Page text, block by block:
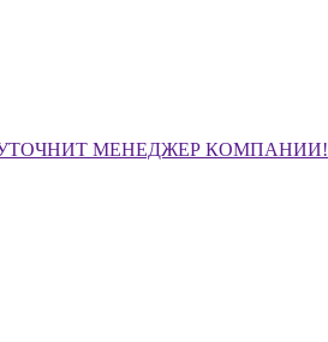
МЕНЕДЖЕР КОМПАНИИ!